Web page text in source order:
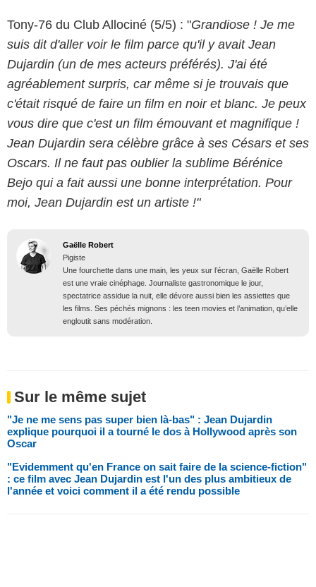
Tony-76 du Club Allociné (5/5) : "Grandiose ! Je me
suis dit d'aller voir le film parce qu'il y avait Jean
Dujardin (un de mes acteurs préférés). J'ai été
agréablement surpris, car même si je trouvais que
c'était risqué de faire un film en noir et blanc. Je peux
vous dire que c'est un film émouvant et magnifique !
Jean Dujardin sera célèbre grâce à ses Césars et ses
Oscars. Il ne faut pas oublier la sublime Bérénice
Bejo qui a fait aussi une bonne interprétation. Pour
moi, Jean Dujardin est un artiste !"
Gaëlle Robert
Pigiste
Une fourchette dans une main, les yeux sur l’écran, Gaëlle Robert
est une vraie cinéphage. Journaliste gastronomique le jour,
spectatrice assidue la nuit, elle dévore aussi bien les assiettes que
les films. Ses péchés mignons : les teen movies et l’animation, qu’elle
engloutit sans modération.
Sur le même sujet
"Je ne me sens pas super bien là-bas" : Jean Dujardin
explique pourquoi il a tourné le dos à Hollywood après son
Oscar
"Evidemment qu'en France on sait faire de la science-fiction"
: ce film avec Jean Dujardin est l'un des plus ambitieux de
l'année et voici comment il a été rendu possible